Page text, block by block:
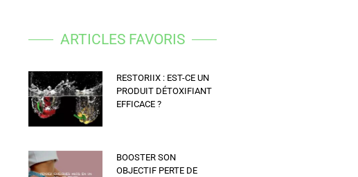
ARTICLES FAVORIS
RESTORIIX : EST-CE UN
PRODUIT DÉTOXIFIANT
EFFICACE ?
BOOSTER SON
OBJECTIF PERTE DE